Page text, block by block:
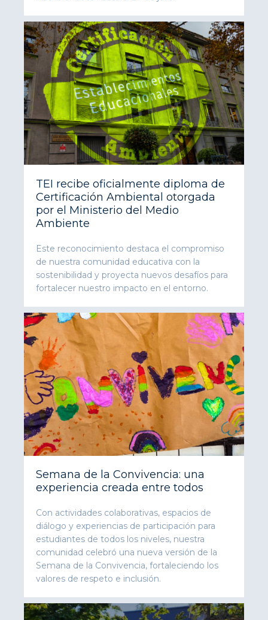
TEI recibe oficialmente diploma de
Certificación Ambiental otorgada
por el Ministerio del Medio
Ambiente
Este reconocimiento destaca el compromiso
de nuestra comunidad educativa con la
sostenibilidad y proyecta nuevos desafíos para
fortalecer nuestro impacto en el entorno.
Semana de la Convivencia: una
experiencia creada entre todos
Con actividades colaborativas, espacios de
diálogo y experiencias de participación para
estudiantes de todos los niveles, nuestra
comunidad celebró una nueva versión de la
Semana de la Convivencia, fortaleciendo los
valores de respeto e inclusión.